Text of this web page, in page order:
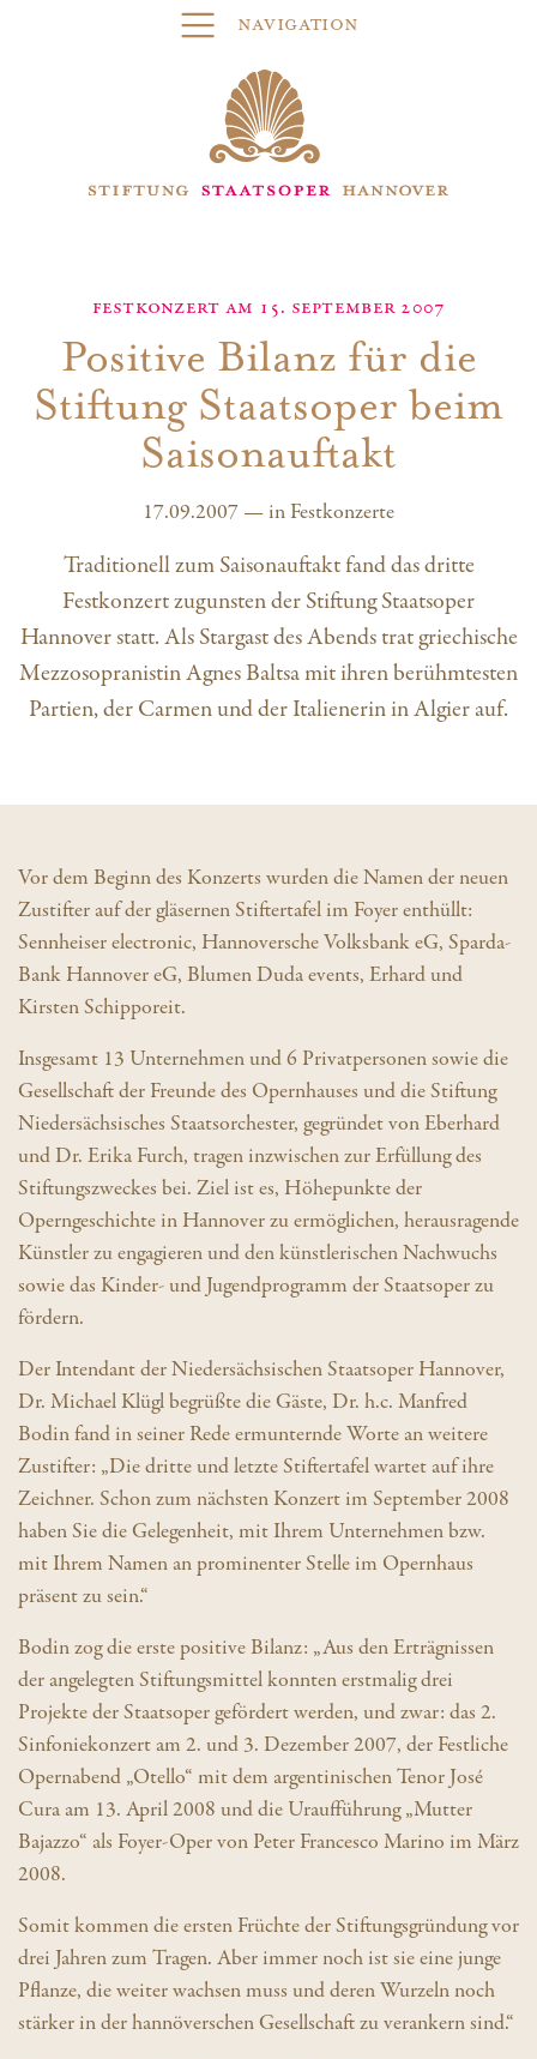
Navigation
Festkonzert am 15. September 2007
Positive Bilanz für die
Stiftung Staatsoper beim
Saisonauftakt
17.09.2007 —in Festkonzerte
Traditionell zum Saisonauftakt fand das dritte
Festkonzert zugunsten der Stiftung Staatsoper
Hannover statt. Als Stargast des Abends trat griechische
Mezzosopranistin Agnes Baltsa mit ihren berühmtesten
Partien, der Carmen und der Italienerin in Algier auf.
Vor dem Beginn des Konzerts wurden die Namen der neuen
Zustifter auf der gläsernen Stiftertafel im Foyer enthüllt:
Sennheiser electronic, Hannoversche Volksbank eG, Sparda-
Bank Hannover eG, Blumen Duda events, Erhard und
Kirsten Schipporeit.
Insgesamt 13 Unternehmen und 6 Privatpersonen sowie die
Gesellschaft der Freunde des Opernhauses und die Stiftung
Niedersächsisches Staatsorchester, gegründet von Eberhard
und Dr. Erika Furch, tragen inzwischen zur Erfüllung des
Stiftungszweckes bei. Ziel ist es, Höhepunkte der
Operngeschichte in Hannover zu ermöglichen, herausragende
Künstler zu engagieren und den künstlerischen Nachwuchs
sowie das Kinder- und Jugendprogramm der Staatsoper zu
fördern.
Der Intendant der Niedersächsischen Staatsoper Hannover,
Dr. Michael Klügl begrüßte die Gäste, Dr. h.c. Manfred
Bodin fand in seiner Rede ermunternde Worte an weitere
Zustifter: „Die dritte und letzte Stiftertafel wartet auf ihre
Zeichner. Schon zum nächsten Konzert im September 2008
haben Sie die Gelegenheit, mit Ihrem Unternehmen bzw.
mit Ihrem Namen an prominenter Stelle im Opernhaus
präsent zu sein.“
Bodin zog die erste positive Bilanz: „Aus den Erträgnissen
der angelegten Stiftungsmittel konnten erstmalig drei
Projekte der Staatsoper gefördert werden, und zwar: das 2.
Sinfoniekonzert am 2. und 3. Dezember 2007, der Festliche
Opernabend „Otello“ mit dem argentinischen Tenor José
Cura am 13. April 2008 und die Uraufführung „Mutter
Bajazzo“ als Foyer-Oper von Peter Francesco Marino im März
2008.
Somit kommen die ersten Früchte der Stiftungsgründung vor
drei Jahren zum Tragen. Aber immer noch ist sie eine junge
Pflanze, die weiter wachsen muss und deren Wurzeln noch
stärker in der hannöverschen Gesellschaft zu verankern sind.“